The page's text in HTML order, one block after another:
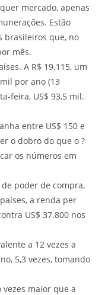
mercado, apenas
Estão
brasileiros que, no
mês.
A R$ 19.115, um
por ano (13
feira, US$ 93,5 mil.
entre US$ 150 e
o dobro do que o ?
os números em
poder de compra,
a renda per
US$ 37.800 nos
a 12 vezes a
5,3 vezes, tomando
maior que a